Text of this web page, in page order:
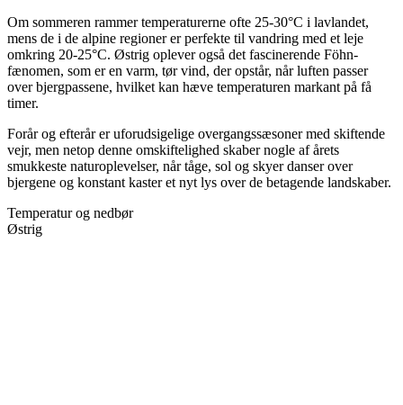
Om sommeren rammer temperaturerne ofte 25-30°C i lavlandet,
mens de i de alpine regioner er perfekte til vandring med et leje
omkring 20-25°C. Østrig oplever også det fascinerende Föhn-
fænomen, som er en varm, tør vind, der opstår, når luften passer
over bjergpassene, hvilket kan hæve temperaturen markant på få
timer.
Forår og efterår er uforudsigelige overgangssæsoner med skiftende
vejr, men netop denne omskiftelighed skaber nogle af årets
smukkeste naturoplevelser, når tåge, sol og skyer danser over
bjergene og konstant kaster et nyt lys over de betagende landskaber.
Temperatur og nedbør
Østrig